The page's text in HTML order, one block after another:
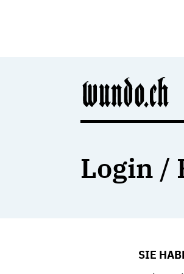
Login /
SIE